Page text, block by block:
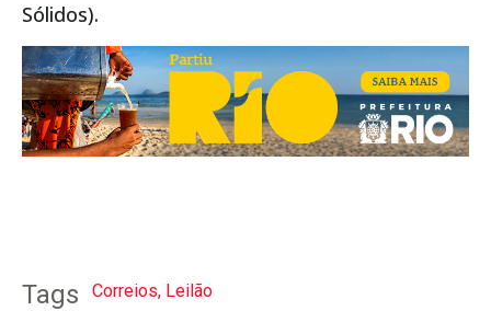
Sólidos).
Tags Correios, Leilão